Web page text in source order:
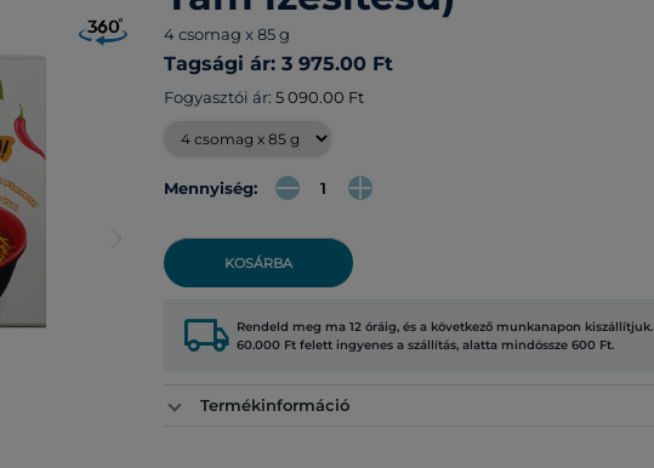
4 csomag x 85 g
Tagsági ár: 3 975.00 Ft
Fogyasztói ár: 5 090.00 Ft
Mennyiség:
KOSÁRBA
local_shipping Rendeld meg ma 12 óráig, és a következő munkanapon kiszállítjuk.
60.000 Ft felett ingyenes a szállítás, alatta mindössze 600 Ft.
Termékinformáció